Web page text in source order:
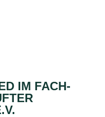
IM FACH­